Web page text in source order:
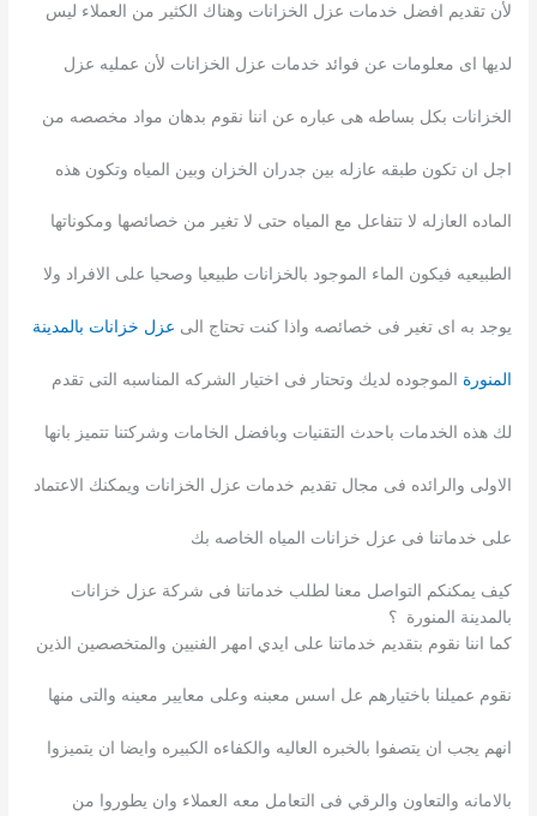
لأن تقديم افضل خدمات عزل الخزانات وهناك الكثير من العملاء ليس
لديها اى معلومات عن فوائد خدمات عزل الخزانات لأن عمليه عزل
الخزانات بكل بساطه هى عباره عن اننا نقوم بدهان مواد مخصصه من
اجل ان تكون طبقه عازله بين جدران الخزان وبين المياه وتكون هذه
الماده العازله لا تتفاعل مع المياه حتى لا تغير من خصائصها ومكوناتها
الطبيعيه فيكون الماء الموجود بالخزانات طبيعيا وصحيا على الافراد ولا
يوجد به اى تغير فى خصائصه واذا كنت تحتاج الى عزل خزانات بالمدينة
المنورة الموجوده لديك وتحتار فى اختيار الشركه المناسبه التى تقدم
لك هذه الخدمات باحدث التقنيات وبافضل الخامات وشركتنا تتميز بانها
الاولى والرائده فى مجال تقديم خدمات عزل الخزانات ويمكنك الاعتماد
على خدماتنا فى عزل خزانات المياه الخاصه بك
كيف يمكنكم التواصل معنا لطلب خدماتنا فى شركة عزل خزانات
بالمدينة المنورة ؟
كما اننا نقوم بتقديم خدماتنا على ايدي امهر الفنيين والمتخصصين الذين
نقوم عميلنا باختيارهم عل اسس معبنه وعلى معايير معينه والتى منها
انهم يجب ان يتصفوا بالخبره العاليه والكفاءه الكبيره وايضا ان يتميزوا
بالامانه والتعاون والرقي فى التعامل معه العملاء وان يطوروا من